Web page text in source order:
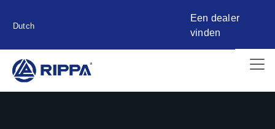
Dutch
Een dealer
vinden